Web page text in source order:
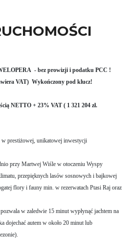
- bez prowizji i podatku PCC !
VAT) Wykończony pod klucz!
NETTO + 23% VAT ( 1 321 204 zł.
w prestiżowej, unikatowej inwestycji
przy Martwej Wiśle w otoczeniu Wyspy
przepięknych lasów sosnowych i bajkowej
flory i fauny min. w rezerwatach Ptasi Raj oraz
w zaledwie 15 minut wypłynąć jachtem na
dojechać autem w około 20 minut lub